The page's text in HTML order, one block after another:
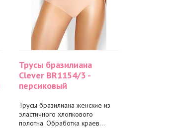
Трусы бразилиана
Clever BR1154/3 -
персиковый
Трусы бразилиана женские из
эластичного хлопкового
полотна. Обработка краев...